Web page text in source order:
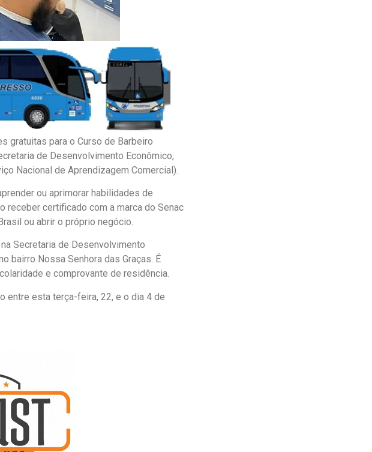
gratuitas para o Curso de Barbeiro
de Desenvolvimento Econômico,
Nacional de Aprendizagem Comercial).
ou aprimorar habilidades de
receber certificado com a marca do Senac
ou abrir o próprio negócio.
Secretaria de Desenvolvimento
bairro Nossa Senhora das Graças. É
e comprovante de residência.
entre esta terça-feira, 22, e o dia 4 de